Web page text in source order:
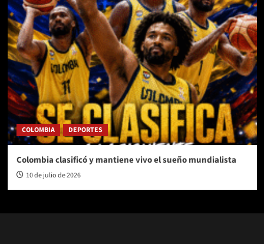
COLOMBIA DEPORTES
Colombia clasificó y mantiene vivo el sueño mundialista
10 de julio de 2026